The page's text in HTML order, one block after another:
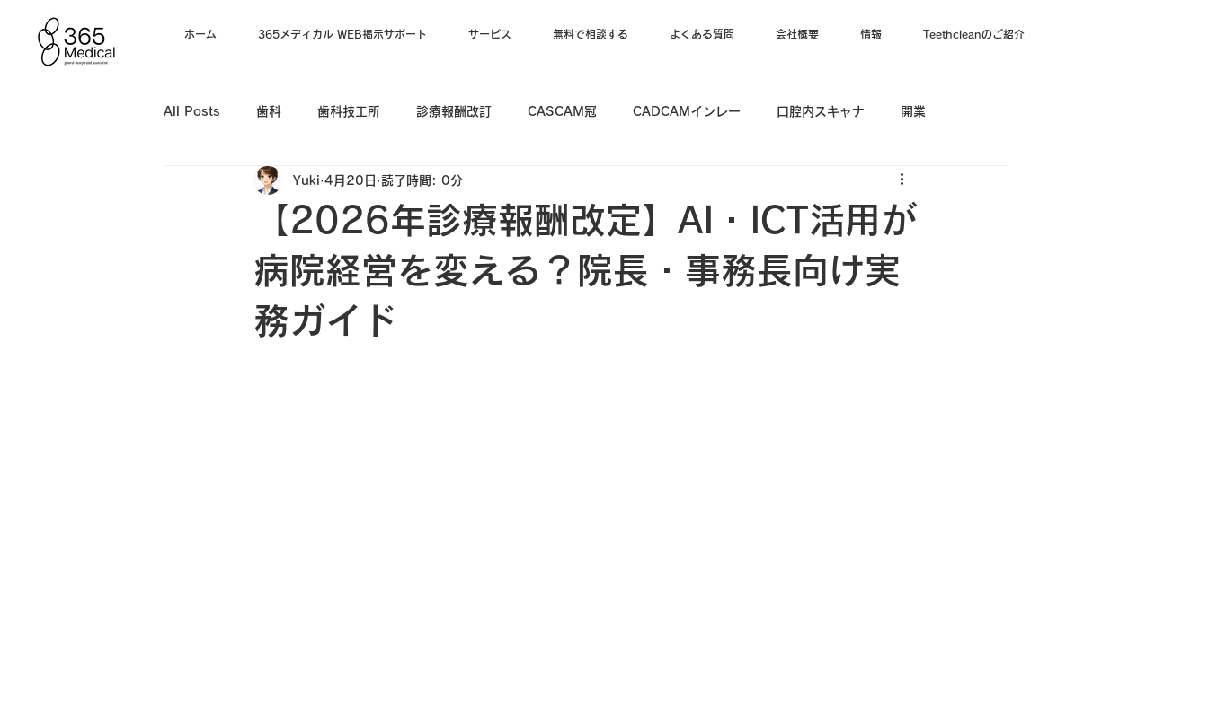
ホーム 365メディカル WEB掲示サポート サービス 無料で相談する よくある質問 会社概要 情報 Teethcleanのご紹介
All Posts 歯科 歯科技工所 診療報酬改訂 CASCAM冠 CADCAMインレー 口腔内スキャナ 開業
電子カルテ
【2026年診療報酬改定】AI・ICT活用が
病院経営を変える？院長・事務長向け実
務ガイド
Yuki 4月20日 読了時間: 0分